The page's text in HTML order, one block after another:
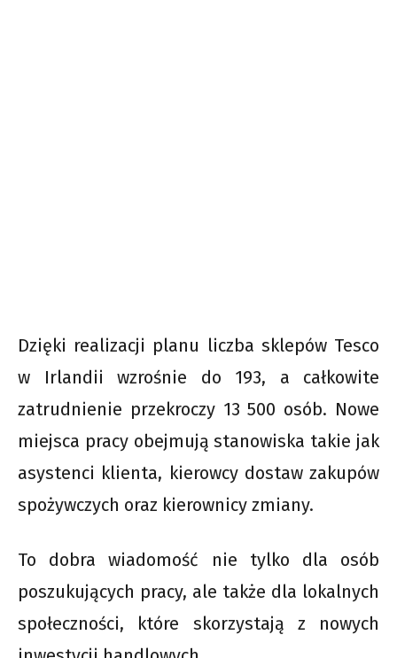
Dzięki realizacji planu liczba sklepów Tesco
w Irlandii wzrośnie do 193, a całkowite
zatrudnienie przekroczy 13 500 osób. Nowe
miejsca pracy obejmują stanowiska takie jak
asystenci klienta, kierowcy dostaw zakupów
spożywczych oraz kierownicy zmiany.
To dobra wiadomość nie tylko dla osób
poszukujących pracy, ale także dla lokalnych
społeczności, które skorzystają z nowych